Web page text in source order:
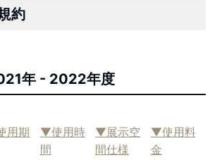
約
年 - 2022年度
用期
▼使用時
間
▼展示空
間仕様
▼使用料
金